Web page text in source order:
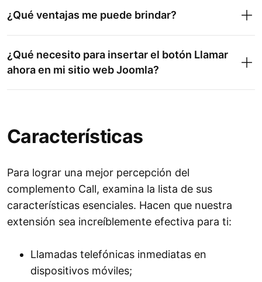
¿Qué ventajas me puede brindar?
¿Qué necesito para insertar el botón Llamar
ahora en mi sitio web Joomla?
Características
Para lograr una mejor percepción del
complemento Call, examina la lista de sus
características esenciales. Hacen que nuestra
extensión sea increíblemente efectiva para ti:
Llamadas telefónicas inmediatas en
dispositivos móviles;